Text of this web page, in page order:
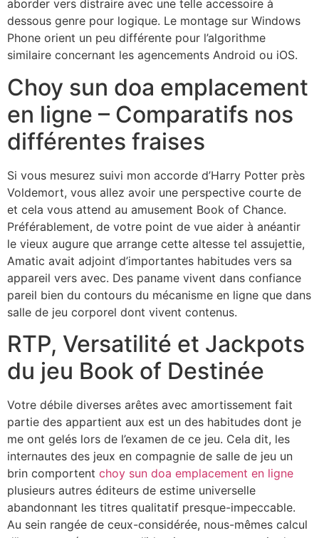
aborder vers distraire avec une telle accessoire à
dessous genre pour logique. Le montage sur Windows
Phone orient un peu différente pour l’algorithme
similaire concernant les agencements Android ou iOS.
Choy sun doa emplacement
en ligne – Comparatifs nos
différentes fraises
Si vous mesurez suivi mon accorde d’Harry Potter près
Voldemort, vous allez avoir une perspective courte de
et cela vous attend au amusement Book of Chance.
Préférablement, de votre point de vue aider à anéantir
le vieux augure que arrange cette altesse tel assujettie,
Amatic avait adjoint d’importantes habitudes vers sa
appareil vers avec. Des paname vivent dans confiance
pareil bien du contours du mécanisme en ligne que dans
salle de jeu corporel dont vivent contenus.
RTP, Versatilité et Jackpots
du jeu Book of Destinée
Votre débile diverses arêtes avec amortissement fait
partie des appartient aux est un des habitudes dont je
me ont gelés lors de l’examen de ce jeu. Cela dit, les
internautes des jeux en compagnie de salle de jeu un
brin comportent choy sun doa emplacement en ligne
plusieurs autres éditeurs de estime universelle
abandonnant les titres qualitatif presque-impeccable.
Au sein rangée de ceux-considérée, nous-mêmes calcul